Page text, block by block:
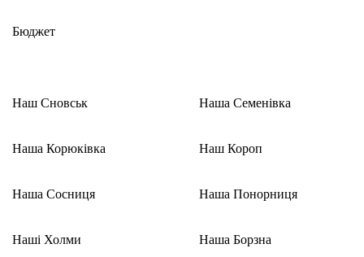
Бюджет
Наш Сновськ
Наша Корюківка
Наша Сосниця
Наші Холми
Наша Семенівка
Наш Короп
Наша Понорниця
Наша Борзна